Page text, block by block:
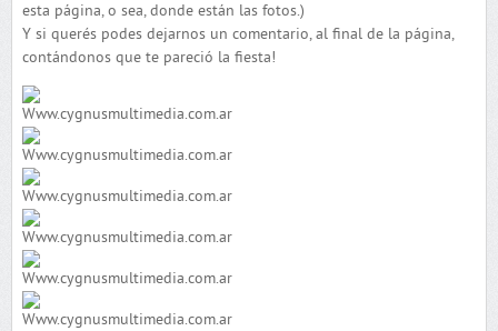
esta página, o sea, donde están las fotos.)
Y si querés podes dejarnos un comentario, al final de la página,
contándonos que te pareció la fiesta!